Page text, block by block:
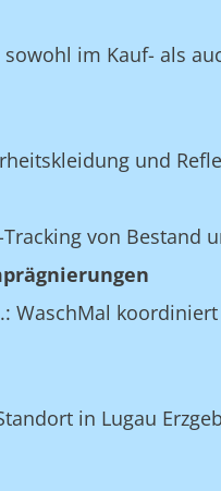
sowohl im Kauf- als
und
von
WaschMal
in Lugau